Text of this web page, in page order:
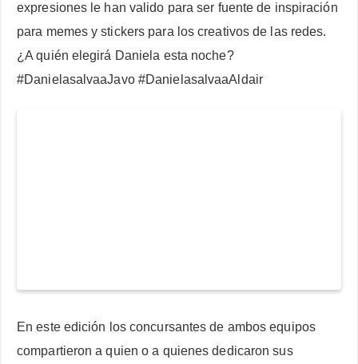
expresiones le han valido para ser fuente de inspiración
para memes y stickers para los creativos de las redes.
¿A quién elegirá Daniela esta noche?
#DanielasalvaaJavo #DanielasalvaaAldair
En este edición los concursantes de ambos equipos
compartieron a quien o a quienes dedicaron sus